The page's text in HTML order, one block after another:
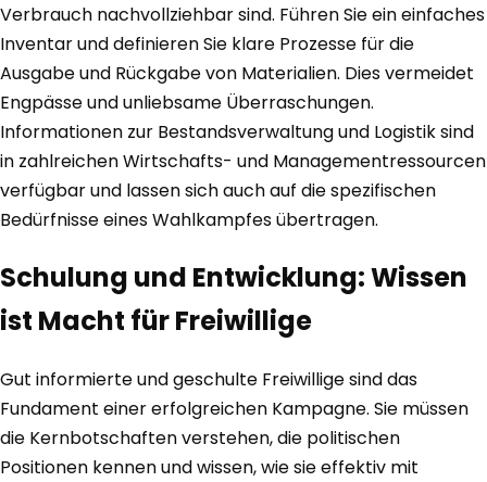
Verbrauch nachvollziehbar sind. Führen Sie ein einfaches
Inventar und definieren Sie klare Prozesse für die
Ausgabe und Rückgabe von Materialien. Dies vermeidet
Engpässe und unliebsame Überraschungen.
Informationen zur Bestandsverwaltung und Logistik sind
in zahlreichen Wirtschafts- und Managementressourcen
verfügbar und lassen sich auch auf die spezifischen
Bedürfnisse eines Wahlkampfes übertragen.
Schulung und Entwicklung: Wissen
ist Macht für Freiwillige
Gut informierte und geschulte Freiwillige sind das
Fundament einer erfolgreichen Kampagne. Sie müssen
die Kernbotschaften verstehen, die politischen
Positionen kennen und wissen, wie sie effektiv mit